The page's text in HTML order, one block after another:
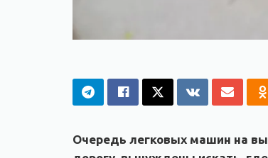
Очередь легковых машин на